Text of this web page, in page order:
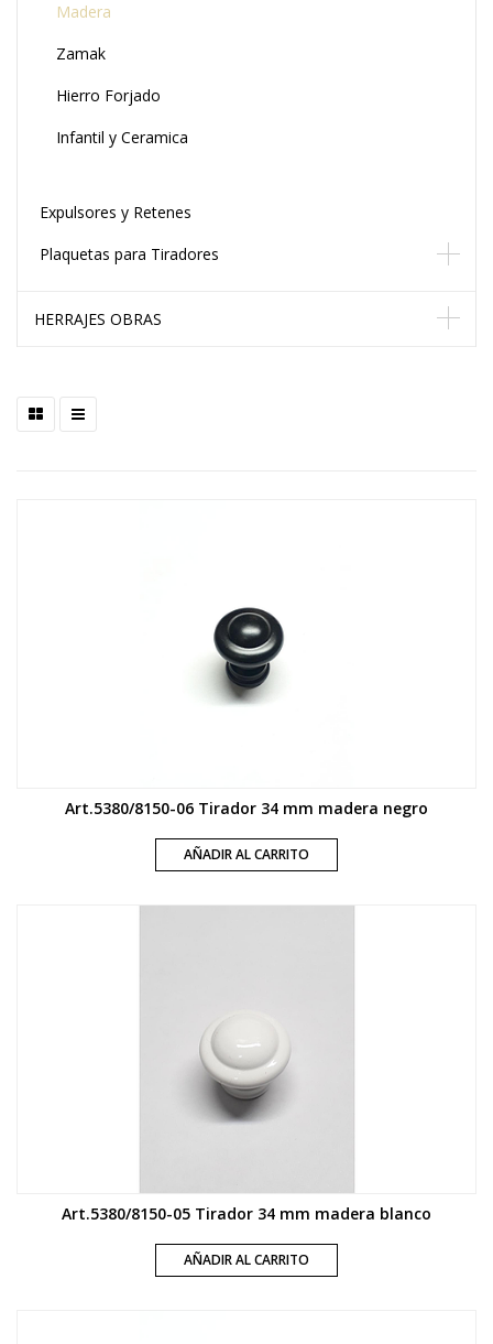
Madera
Zamak
Hierro Forjado
Infantil y Ceramica
Expulsores y Retenes
Plaquetas para Tiradores
HERRAJES OBRAS
Art.5380/8150-06 Tirador 34 mm madera negro
AÑADIR AL CARRITO
Art.5380/8150-05 Tirador 34 mm madera blanco
AÑADIR AL CARRITO